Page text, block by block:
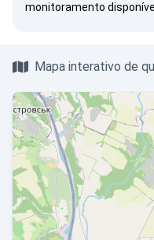
monitoramento
Mapa interativo de